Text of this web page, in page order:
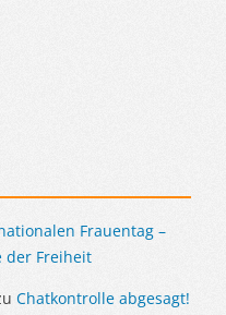
Frauentag –
der Freiheit
Chatkontrolle abgesagt!